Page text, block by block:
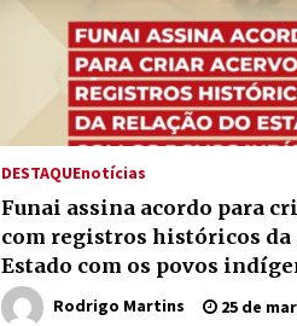
DESTAQUEnotícias
Funai assina acordo para
com registros históricos da
Estado com os povos
Rodrigo Martins 25 de